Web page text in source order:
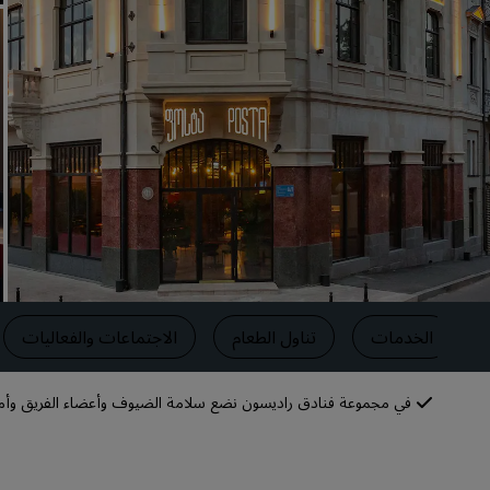
العلامات التجارية التابعة في الصين
الخدمات تناول الطعام الاجتماعات والفعاليات
في مجموعة فنادق راديسون نضع سلامة الضيوف وأعضاء الفريق